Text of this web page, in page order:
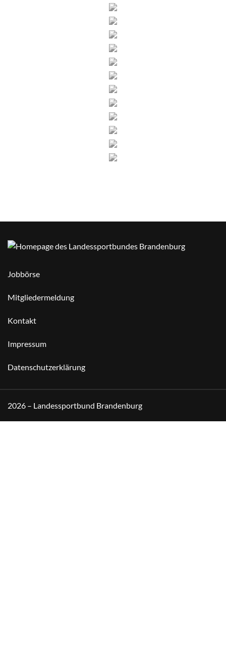
Jobbörse
Mitgliedermeldung
Kontakt
Impressum
Datenschutzerklärung
2026 – Landessportbund Brandenburg